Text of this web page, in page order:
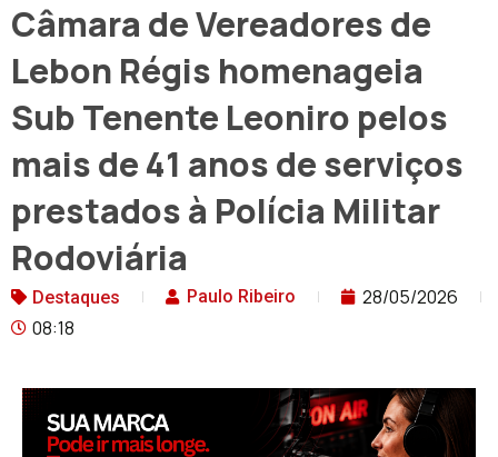
Câmara de Vereadores de
Lebon Régis homenageia
Sub Tenente Leoniro pelos
mais de 41 anos de serviços
prestados à Polícia Militar
Rodoviária
Destaques Paulo Ribeiro
28/05/2026
08:18